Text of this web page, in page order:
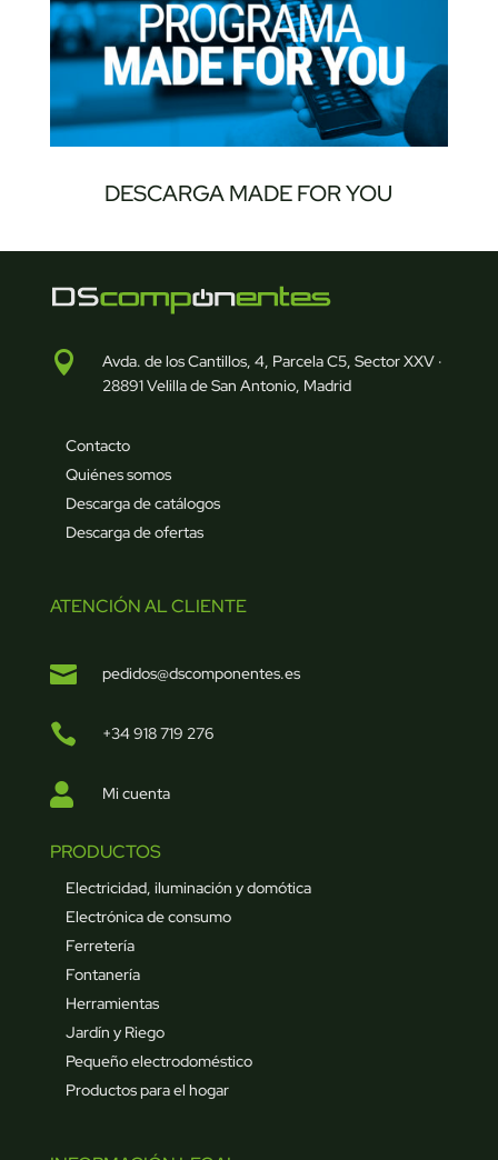
DESCARGA MADE FOR YOU

Avda. de los Cantillos, 4, Parcela C5, Sector XXV ·
28891 Velilla de San Antonio, Madrid
Contacto
Quiénes somos
Descarga de catálogos
Descarga de ofertas
ATENCIÓN AL CLIENTE
 pedidos@dscomponentes.es
 +34 918 719 276
 Mi cuenta
PRODUCTOS
Electricidad, iluminación y domótica
Electrónica de consumo
Ferretería
Fontanería
Herramientas
Jardín y Riego
Pequeño electrodoméstico
Productos para el hogar